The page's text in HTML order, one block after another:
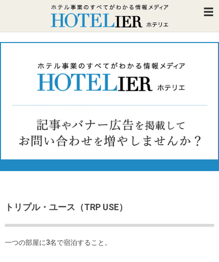
トリプル・ユース（TRP USE）
一つの部屋に3名で宿泊すること。